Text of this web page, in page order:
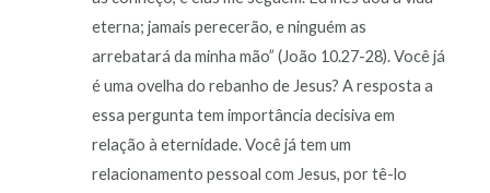
eterna; jamais perecerão, e ninguém as
arrebatará da minha mão” (João 10.27-28). Você já
é uma ovelha do rebanho de Jesus? A resposta a
essa pergunta tem importância decisiva em
relação à eternidade. Você já tem um
relacionamento pessoal com Jesus, por tê-lo